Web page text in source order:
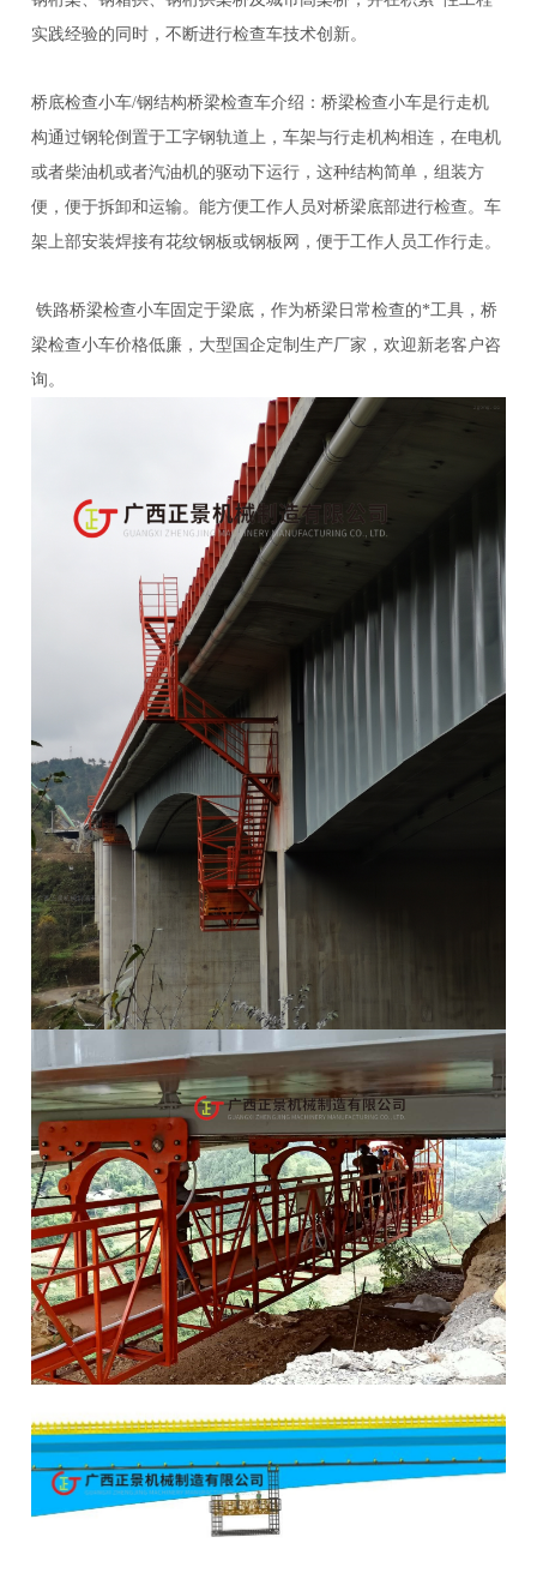
实践经验的同时，不断进行检查车技术创新。
桥底检查小车/钢结构桥梁检查车介绍：桥梁检查小车是行走机
构通过钢轮倒置于工字钢轨道上，车架与行走机构相连，在电机
或者柴油机或者汽油机的驱动下运行，这种结构简单，组装方
便，便于拆卸和运输。能方便工作人员对桥梁底部进行检查。车
架上部安装焊接有花纹钢板或钢板网，便于工作人员工作行走。
铁路桥梁检查小车固定于梁底，作为桥梁日常检查的*工具，桥
梁检查小车价格低廉，大型国企定制生产厂家，欢迎新老客户咨
询。